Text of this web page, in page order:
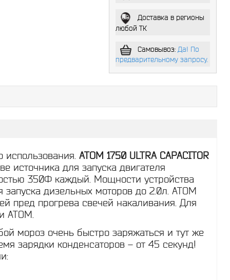
Доставка в регионы
любой ТК
Самовывоз: Да! По
предварительному запросу.
ATOM 1750 ULTRA CAPACITOR
источника для запуска двигателя
350Ф каждый. Мощности устройства
дизельных моторов до 2.0л. АТОМ
пред прогрева свечей накаливания. Для
мороз очень быстро заряжаться и тут же
зарядки конденсаторов – от 45 секунд!